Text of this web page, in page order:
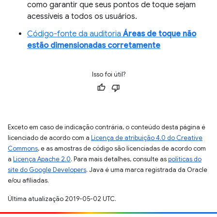
como garantir que seus pontos de toque sejam
acessíveis a todos os usuários.
Código-fonte da auditoriaÁreas de toque não
estão dimensionadas corretamente
Isso foi útil?
Exceto em caso de indicação contrária, o conteúdo desta página é
licenciado de acordo com a Licença de atribuição 4.0 do Creative
Commons, e as amostras de código são licenciadas de acordo com
a Licença Apache 2.0. Para mais detalhes, consulte aspolíticas do
site do Google Developers. Java é uma marca registrada da Oracle
e/ou afiliadas.
Última atualização 2019-05-02 UTC.